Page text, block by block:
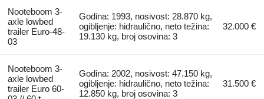
Nooteboom 3-
axle lowbed
trailer Euro-48-
03
Godina: 1993, nosivost: 28.870 kg,
ogibljenje: hidraulično, neto težina:
19.130 kg, broj osovina: 3
32.000 €
Nooteboom 3-
axle lowbed
trailer Euro 60-
Godina: 2002, nosivost: 47.150 kg,
ogibljenje: hidraulično, neto težina:
12.850 kg, broj osovina: 3
31.500 €